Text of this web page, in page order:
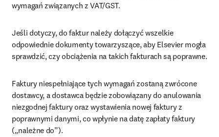
wymagań związanych z VAT/GST.
Jeśli dotyczy, do faktur należy dołączyć wszelkie
odpowiednie dokumenty towarzyszące, aby Elsevier mogła
sprawdzić, czy obciążenia na takich fakturach są poprawne.
Faktury niespełniające tych wymagań zostaną zwrócone
dostawcy, a dostawca będzie zobowiązany do anulowania
niezgodnej faktury oraz wystawienia nowej faktury z
poprawnymi danymi, co wpłynie na datę zapłaty faktury
(„należne do”).